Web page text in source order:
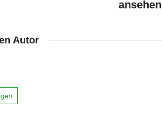
ansehen
Autor